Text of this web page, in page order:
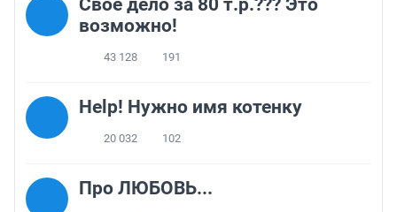
Свое дело за 80 т.р.??? Это
возможно!
43 128 191
Help! Нужно имя котенку
20 032 102
Про ЛЮБОВЬ...